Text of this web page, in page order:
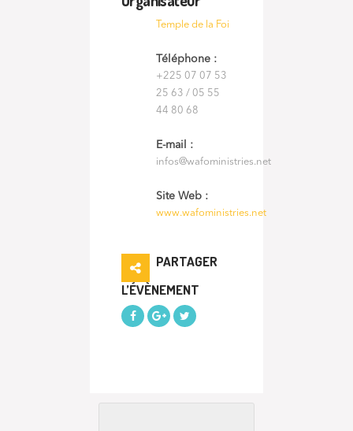
Temple de la Foi
Téléphone :
+225 07 07 53
25 63 / 05 55
44 80 68
E-mail :
infos@wafoministries.net
Site Web :
www.wafoministries.net
PARTAGER
L’ÉVÈNEMENT